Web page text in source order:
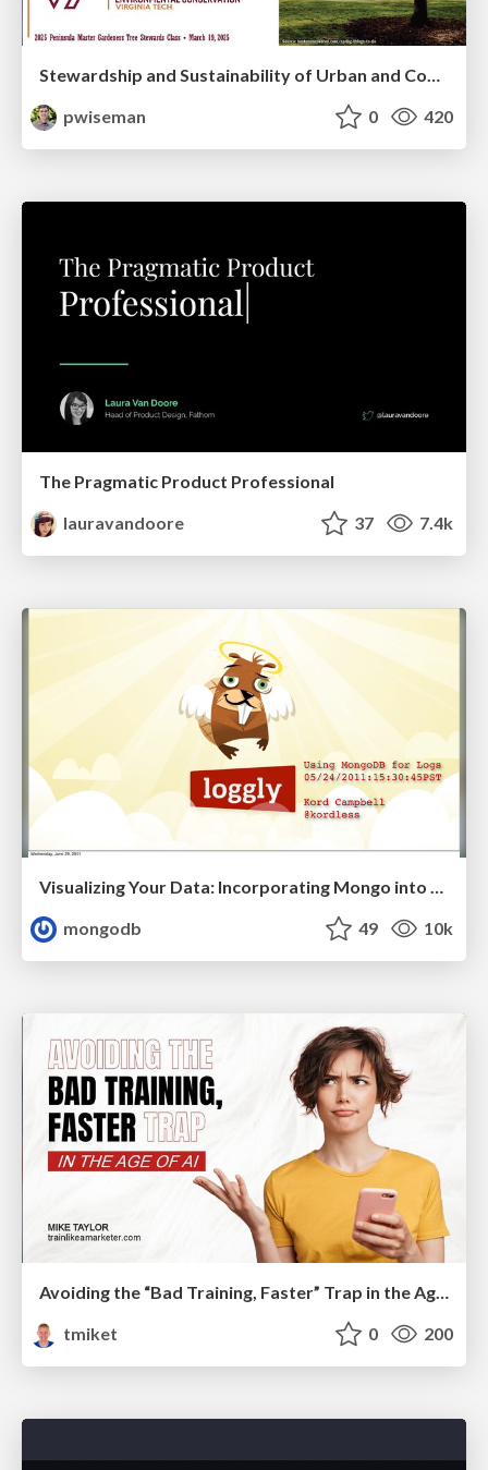
Stewardship and Sustainability of Urban and Community Forests
pwiseman
0 420
The Pragmatic Product Professional
lauravandoore
37 7.4k
Visualizing Your Data: Incorporating Mongo into Loggly Infrastructure
mongodb
49 10k
Avoiding the “Bad Training, Faster” Trap in the Age of AI
tmiket
0 200